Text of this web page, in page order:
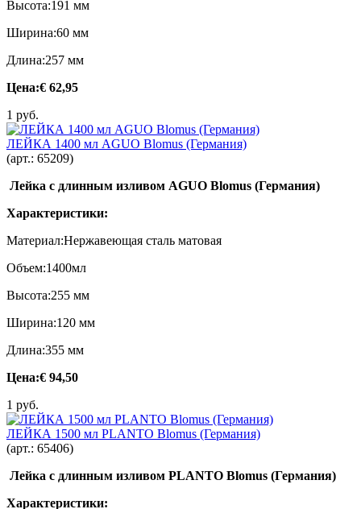
Высота:191 мм
Ширина:60 мм
Длина:257 мм
Цена:€ 62,95
1 руб.
ЛЕЙКА 1400 мл AGUO Blomus (Германия)
(арт.: 65209)
Лейка с длинным изливом AGUO Blomus (Германия)
Характеристики:
Материал:Нержавеющая сталь матовая
Объем:1400мл
Высота:255 мм
Ширина:120 мм
Длина:355 мм
Цена:€ 94,50
1 руб.
ЛЕЙКА 1500 мл PLANTO Blomus (Германия)
(арт.: 65406)
Лейка с длинным изливом PLANTO Blomus (Германия)
Характеристики: